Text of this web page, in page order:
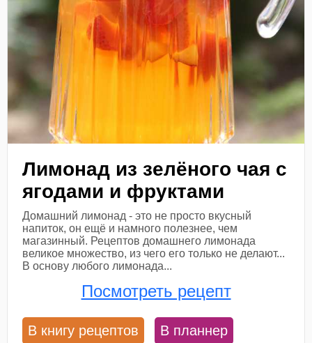
Лимонад из зелёного чая с
ягодами и фруктами
Домашний лимонад - это не просто вкусный
напиток, он ещё и намного полезнее, чем
магазинный. Рецептов домашнего лимонада
великое множество, из чего его только не делают...
В основу любого лимонада...
Посмотреть рецепт
В книгу рецептов В планнер